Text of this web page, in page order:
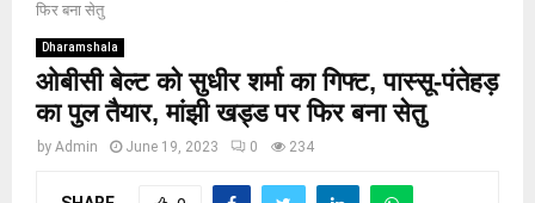
फिर बना सेतु
Dharamshala
ओबीसी बेल्ट को सुधीर शर्मा का गिफ्ट, पास्सू-पंतेहड़
का पुल तैयार, मांझी खड्ड पर फिर बना सेतु
by Admin June 19, 2023 0 234